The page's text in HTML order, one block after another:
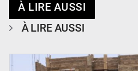
À LIRE AUSSI
À LIRE AUSSI